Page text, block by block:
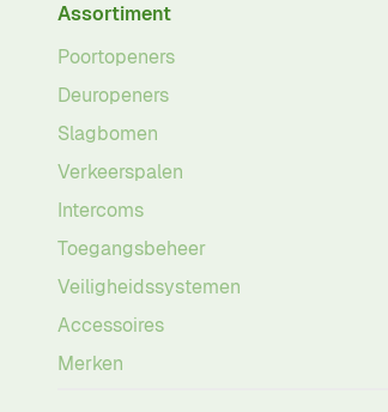
Assortiment
Poortopeners
Deuropeners
Slagbomen
Verkeerspalen
Intercoms
Toegangsbeheer
Veiligheidssystemen
Accessoires
Merken